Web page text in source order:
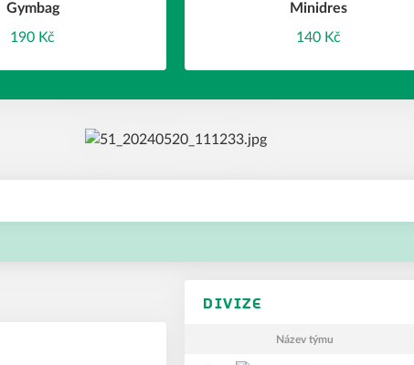
Gymbag
190 Kč
Minidres
140 Kč
DIVIZE
Název týmu